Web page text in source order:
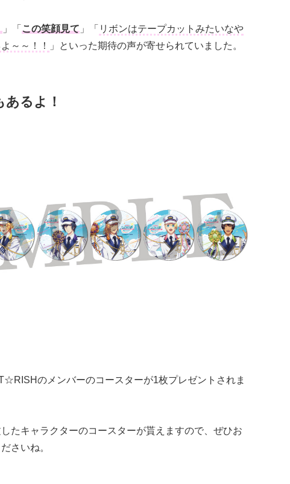
」「 この笑顔見て 」「 リボンはテープカットみたいなや
～～！！ 」といった期待の声が寄せられていました。
るよ！
のメンバーのコースターが1枚プレゼントされま
たキャラクターのコースターが貰えますので、ぜひお
さいね。